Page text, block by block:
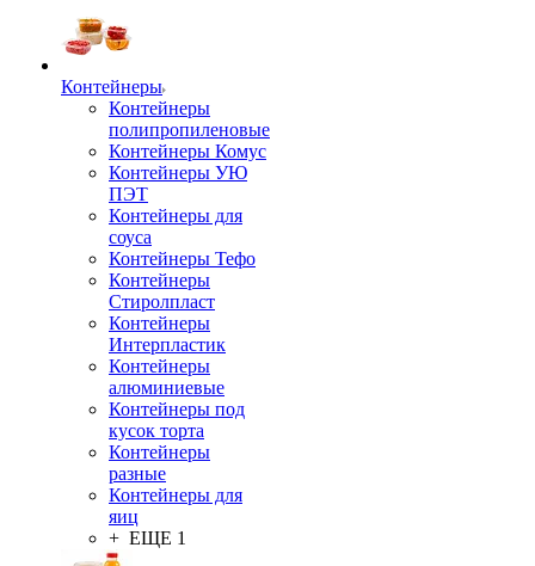
Контейнеры
Контейнеры
полипропиленовые
Контейнеры Комус
Контейнеры УЮ
ПЭТ
Контейнеры для
соуса
Контейнеры Тефо
Контейнеры
Стиролпласт
Контейнеры
Интерпластик
Контейнеры
алюминиевые
Контейнеры под
кусок торта
Контейнеры
разные
Контейнеры для
яиц
+ ЕЩЕ 1